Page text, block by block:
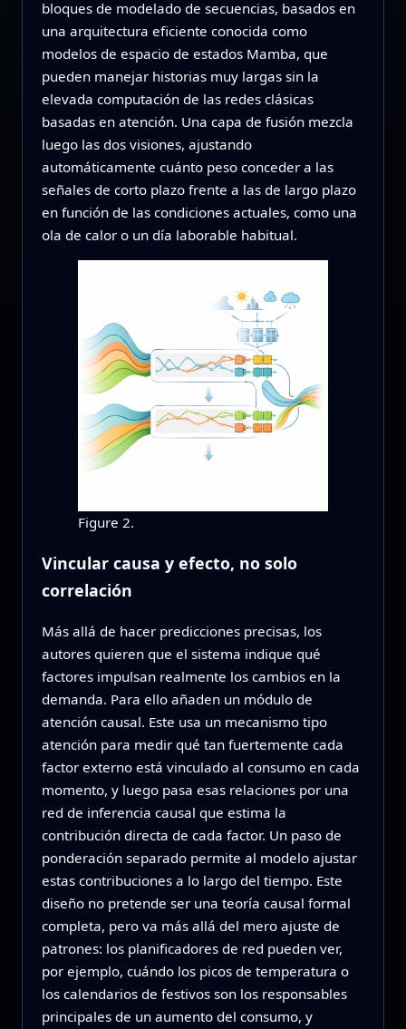
bloques de modelado de secuencias, basados en
una arquitectura eficiente conocida como
modelos de espacio de estados Mamba, que
pueden manejar historias muy largas sin la
elevada computación de las redes clásicas
basadas en atención. Una capa de fusión mezcla
luego las dos visiones, ajustando
automáticamente cuánto peso conceder a las
señales de corto plazo frente a las de largo plazo
en función de las condiciones actuales, como una
ola de calor o un día laborable habitual.
Figure 2.
Vincular causa y efecto, no solo
correlación
Más allá de hacer predicciones precisas, los
autores quieren que el sistema indique qué
factores impulsan realmente los cambios en la
demanda. Para ello añaden un módulo de
atención causal. Este usa un mecanismo tipo
atención para medir qué tan fuertemente cada
factor externo está vinculado al consumo en cada
momento, y luego pasa esas relaciones por una
red de inferencia causal que estima la
contribución directa de cada factor. Un paso de
ponderación separado permite al modelo ajustar
estas contribuciones a lo largo del tiempo. Este
diseño no pretende ser una teoría causal formal
completa, pero va más allá del mero ajuste de
patrones: los planificadores de red pueden ver,
por ejemplo, cuándo los picos de temperatura o
los calendarios de festivos son los responsables
principales de un aumento del consumo, y